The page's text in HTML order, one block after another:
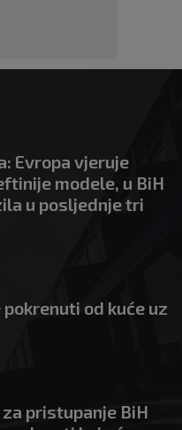
Evropa vjeruje
modele, u BiH
u posljednje tri
od kuće uz
pristupanje BiH